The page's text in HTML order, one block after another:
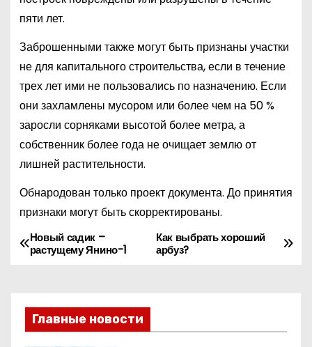
пяти лет.
Заброшенными также могут быть признаны участки
не для капитального строительства, если в течение
трех лет ими не пользовались по назначению. Если
они захламлены мусором или более чем на 50 %
заросли сорняками высотой более метра, а
собственник более года не очищает землю от
лишней растительности.
Обнародован только проект документа. До принятия
признаки могут быть скорректированы.
Н
в
и
Как выбрать хороший
арбуз?
Новый садик –
растущему Янино-1
Главные новости